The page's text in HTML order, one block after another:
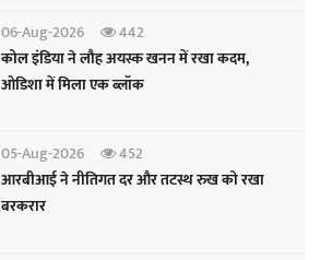
06-Aug-2026
442
कोल इंडिया ने लौह अयस्क खनन में रखा कदम,
ओडिशा में मिला एक ब्लॉक
05-Aug-2026
452
आरबीआई ने नीतिगत दर और तटस्थ रुख को रखा
बरकरार